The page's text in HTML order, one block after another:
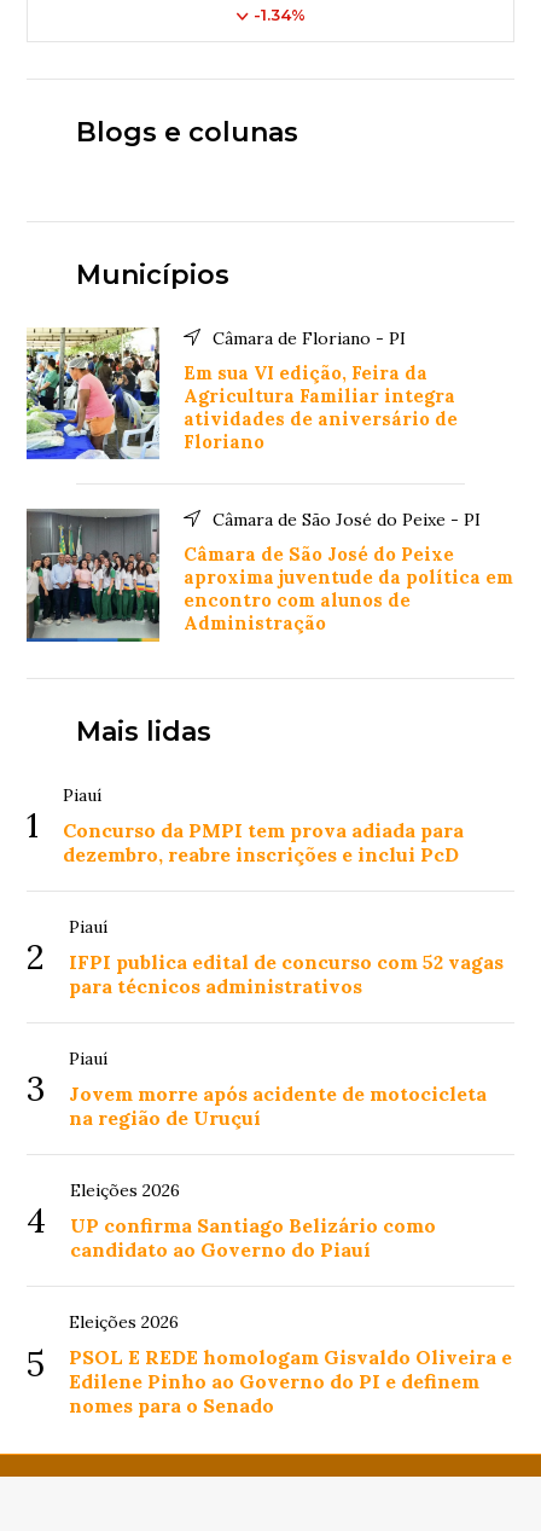
-1.34%
Blogs e colunas
Municípios
Câmara de Floriano - PI
Em sua VI edição, Feira da
Agricultura Familiar integra
atividades de aniversário de
Floriano
Câmara de São José do Peixe - PI
Câmara de São José do Peixe
aproxima juventude da política em
encontro com alunos de
Administração
Mais lidas
1
Piauí
Concurso da PMPI tem prova adiada para
dezembro, reabre inscrições e inclui PcD
2
Piauí
IFPI publica edital de concurso com 52 vagas
para técnicos administrativos
3
Piauí
Jovem morre após acidente de motocicleta
na região de Uruçuí
4
Eleições 2026
UP confirma Santiago Belizário como
candidato ao Governo do Piauí
5
Eleições 2026
PSOL E REDE homologam Gisvaldo Oliveira e
Edilene Pinho ao Governo do PI e definem
nomes para o Senado